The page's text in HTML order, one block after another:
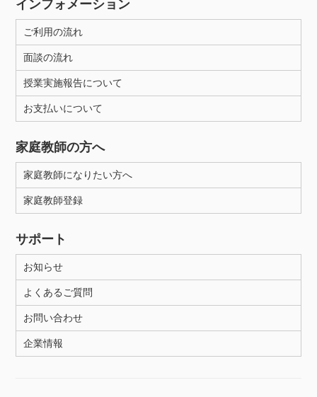
インフォメーション
ご利用の流れ
面談の流れ
授業実施報告について
お支払いについて
家庭教師の方へ
家庭教師になりたい方へ
家庭教師登録
サポート
お知らせ
よくあるご質問
お問い合わせ
企業情報